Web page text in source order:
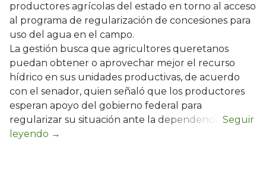
productores agrícolas del estado en torno al acceso
al programa de regularización de concesiones para
uso del agua en el campo.
La gestión busca que agricultores queretanos
puedan obtener o aprovechar mejor el recurso
hídrico en sus unidades productivas, de acuerdo
con el senador, quien señaló que los productores
esperan apoyo del gobierno federal para
regularizar su situación ante la dependencia.